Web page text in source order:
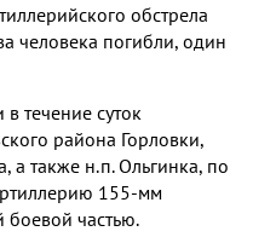
обстрела
человека погибли, один
течение суток
района Горловки,
также н.п. Ольгинка, по
155-мм
боевой частью.